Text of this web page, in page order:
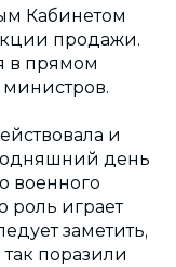
Кабинетом
продажи.
в прямом
и
день
военного
роль играет
заметить,
поразили